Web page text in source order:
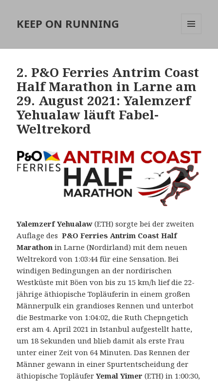
KEEP ON RUNNING
2. P&O Ferries Antrim Coast
Half Marathon in Larne am
29. August 2021: Yalemzerf
Yehualaw läuft Fabel-
Weltrekord
Yalemzerf Yehualaw(ETH) sorgte bei der zweiten
Auflage des P&O Ferries Antrim Coast Half
Marathon in Larne (Nordirland) mit dem neuen
Weltrekord von 1:03:44 für eine Sensation.Bei
windigen Bedingungen an der nordirischen
Westküste mit Böen von bis zu 15 km/h lief die 22-
jährige äthiopische Topläuferin in einem großen
Männerpulk ein grandioses Rennen und unterbot
die Bestmarke von 1:04:02, die Ruth Chepngetich
erst am 4. April 2021 in Istanbul aufgestellt hatte,
um 18 Sekunden und blieb damit als erste Frau
unter einer Zeit von 64 Minuten. Das Rennen der
Männer gewann in einer Spurtentscheidung der
äthiopische TopläuferYemal Yimer (ETH) in 1:00:30,